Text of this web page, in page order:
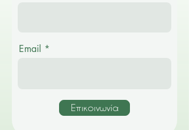
Email
Επικοινωνία